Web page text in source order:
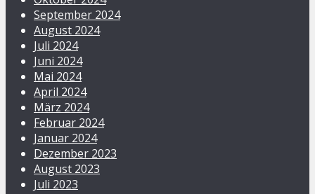
September 2024
August 2024
Juli 2024
Juni 2024
Mai 2024
April 2024
März 2024
Februar 2024
Januar 2024
Dezember 2023
August 2023
Juli 2023